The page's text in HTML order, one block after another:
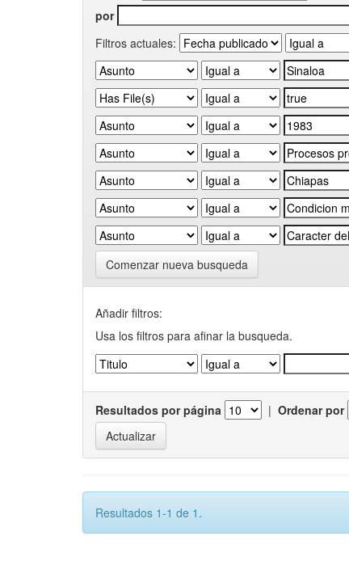
por
Filtros actuales:
Comenzar nueva busqueda
Añadir filtros:
Usa los filtros para afinar la busqueda.
Resultados por página | Ordenar por
Resultados 1-1 de 1.